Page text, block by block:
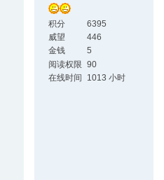
积分
6395
威望
446
金钱
5
阅读权限 90
在线时间
1013 小时